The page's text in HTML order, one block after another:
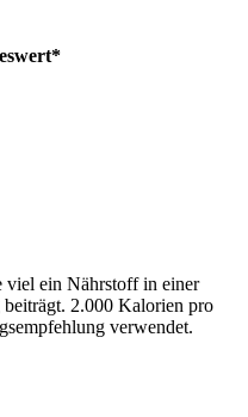
*
ein Nährstoff in einer
2.000 Kalorien pro
verwendet.